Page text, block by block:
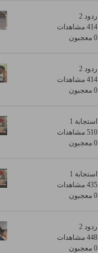
ردود 2
414 مشاهدات
0 معجبون
ردود 2
414 مشاهدات
0 معجبون
استجابة 1
510 مشاهدات
0 معجبون
استجابة 1
435 مشاهدات
0 معجبون
ردود 2
448 مشاهدات
0 معجبون